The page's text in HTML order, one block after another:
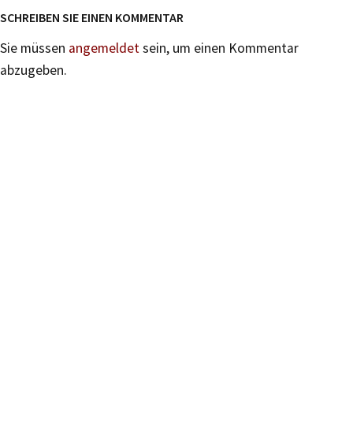
SCHREIBEN SIE EINEN KOMMENTAR
Sie müssen angemeldetsein, um einen Kommentar
abzugeben.